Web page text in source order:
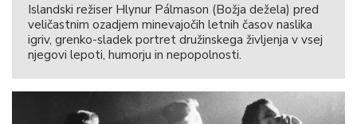
Islandski režiser Hlynur Pálmason (Božja dežela) pred
veličastnim ozadjem minevajočih letnih časov naslika
igriv, grenko-sladek portret družinskega življenja v vsej
njegovi lepoti, humorju in nepopolnosti.